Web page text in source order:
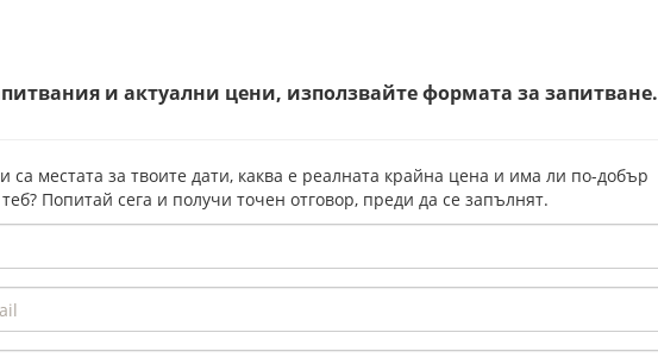
и актуални цени, използвайте формата за запитване.
са местата за твоите дати, каква е реалната крайна цена и има ли по-добър
Попитай сега и получи точен отговор, преди да се запълнят.